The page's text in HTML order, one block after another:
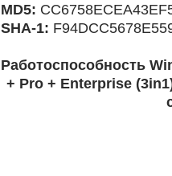
MD5:
SHA-1:
Работоспособность
+ Pro + Enterprise